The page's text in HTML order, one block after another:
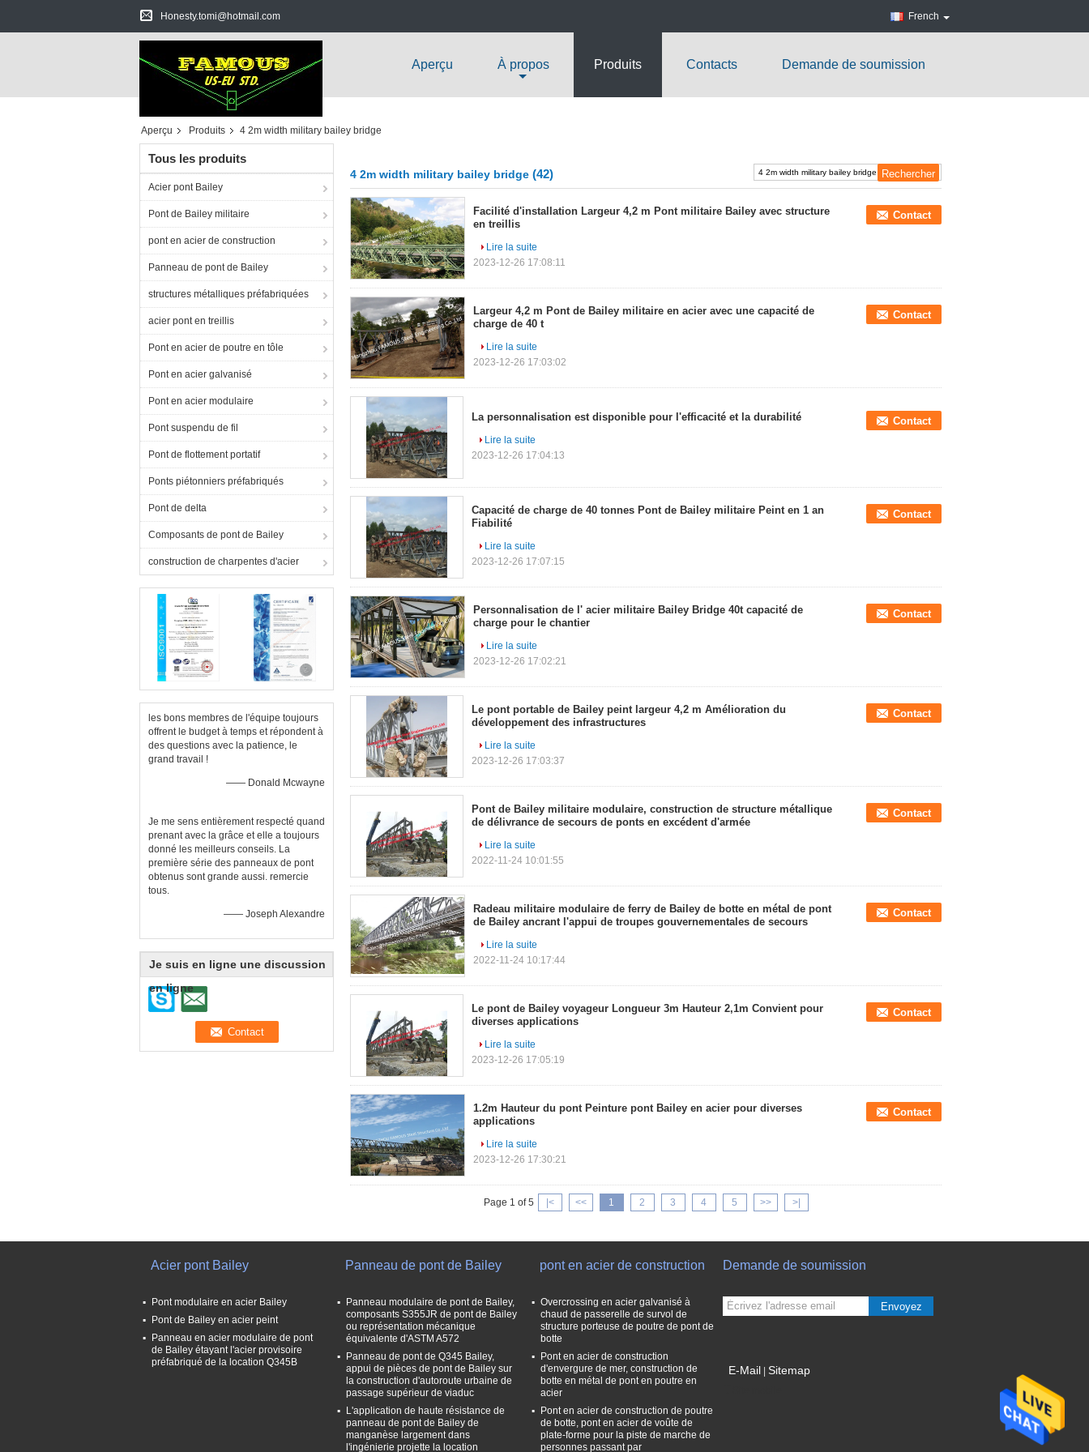
Honesty.tomi@hotmail.com French
Aperçu À propos Produits Contacts Demande de soumission
Aperçu Produits 4 2m width military bailey bridge
Tous les produits
Acier pont Bailey
Pont de Bailey militaire
pont en acier de construction
Panneau de pont de Bailey
structures métalliques préfabriquées
acier pont en treillis
Pont en acier de poutre en tôle
Pont en acier galvanisé
Pont en acier modulaire
Pont suspendu de fil
Pont de flottement portatif
Ponts piétonniers préfabriqués
Pont de delta
Composants de pont de Bailey
construction de charpentes d'acier
les bons membres de l'équipe toujours
offrent le budget à temps et répondent à
des questions avec la patience, le
grand travail !
—— Donald Mcwayne
Je me sens entièrement respecté quand
prenant avec la grâce et elle a toujours
donné les meilleurs conseils. La
première série des panneaux de pont
obtenus sont grande aussi. remercie
tous.
—— Joseph Alexandre
Je suis en ligne une discussion
en ligne
4 2m width military bailey bridge (42)
Facilité d'installation Largeur 4,2 m Pont militaire Bailey avec structure
en treillis
Contact
Lire la suite
2023-12-26 17:08:11
Largeur 4,2 m Pont de Bailey militaire en acier avec une capacité de
charge de 40 t
Contact
Lire la suite
2023-12-26 17:03:02
La personnalisation est disponible pour l'efficacité et la durabilité Contact
Lire la suite
2023-12-26 17:04:13
Capacité de charge de 40 tonnes Pont de Bailey militaire Peint en 1 an
Fiabilité
Contact
Lire la suite
2023-12-26 17:07:15
Personnalisation de l' acier militaire Bailey Bridge 40t capacité de
charge pour le chantier
Contact
Lire la suite
2023-12-26 17:02:21
Le pont portable de Bailey peint largeur 4,2 m Amélioration du
développement des infrastructures
Contact
Lire la suite
2023-12-26 17:03:37
Pont de Bailey militaire modulaire, construction de structure métallique
de délivrance de secours de ponts en excédent d'armée
Contact
Lire la suite
2022-11-24 10:01:55
Radeau militaire modulaire de ferry de Bailey de botte en métal de pont
de Bailey ancrant l'appui de troupes gouvernementales de secours
Contact
Lire la suite
2022-11-24 10:17:44
Le pont de Bailey voyageur Longueur 3m Hauteur 2,1m Convient pour
diverses applications
Contact
Lire la suite
2023-12-26 17:05:19
1.2m Hauteur du pont Peinture pont Bailey en acier pour diverses
applications
Contact
Lire la suite
2023-12-26 17:30:21
Page 1 of 5 |< << 1 2 3 4 5 >> >|
Acier pont Bailey
Pont modulaire en acier Bailey
Pont de Bailey en acier peint
Panneau en acier modulaire de pont
de Bailey étayant l'acier provisoire
préfabriqué de la location Q345B
Panneau de pont de Bailey
Panneau modulaire de pont de Bailey,
composants S355JR de pont de Bailey
ou représentation mécanique
équivalente d'ASTM A572
Panneau de pont de Q345 Bailey,
appui de pièces de pont de Bailey sur
la construction d'autoroute urbaine de
passage supérieur de viaduc
L'application de haute résistance de
panneau de pont de Bailey de
manganèse largement dans
l'ingénierie projette la location
pont en acier de construction
Overcrossing en acier galvanisé à
chaud de passerelle de survol de
structure porteuse de poutre de pont de
botte
Pont en acier de construction
d'envergure de mer, construction de
botte en métal de pont en poutre en
acier
Pont en acier de construction de poutre
de botte, pont en acier de voûte de
plate-forme pour la piste de marche de
personnes passant par
Demande de soumission
Envoyez
E-Mail Sitemap